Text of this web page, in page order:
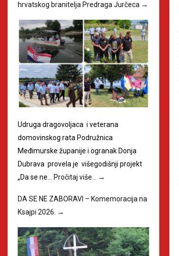
hrvatskog branitelja Predraga Jurčeca →
Udruga dragovoljaca i veterana
domovinskog rata Podružnica
Međimurske županije i ogranak Donja
Dubrava provela je višegodišnji projekt
„Da se ne…
Pročitaj više… →
DA SE NE ZABORAVI – Komemoracija na
Ksajpi 2026. →